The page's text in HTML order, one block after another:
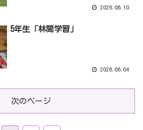
2026.06.10
5年生「林間学習」
2026.06.04
次のページ